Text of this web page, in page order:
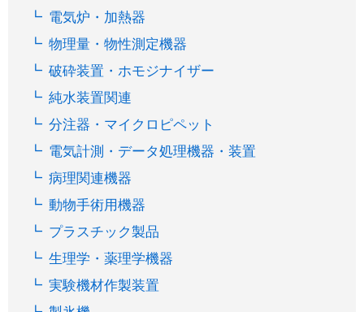
電気炉・加熱器
物理量・物性測定機器
破砕装置・ホモジナイザー
純水装置関連
分注器・マイクロピペット
電気計測・データ処理機器・装置
病理関連機器
動物手術用機器
プラスチック製品
生理学・薬理学機器
実験機材作製装置